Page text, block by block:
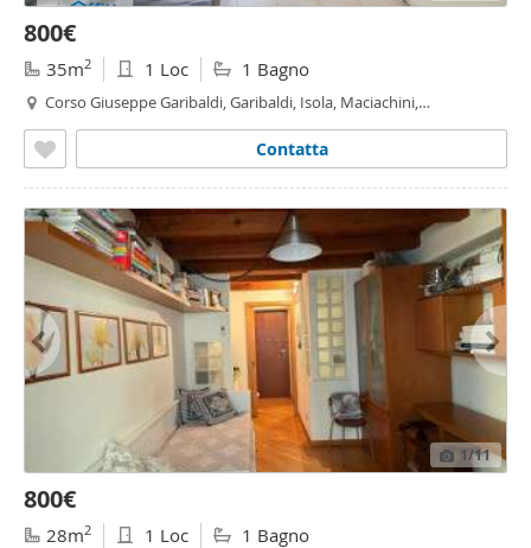
800€
35m2 1 Loc 1 Bagno
Corso Giuseppe Garibaldi, Garibaldi, Isola, Maciachini,
Contatta
1/11
800€
28m2 1 Loc 1 Bagno